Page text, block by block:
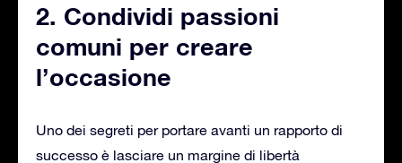
2. Condividi passioni
comuni per creare
l’occasione
Uno dei segreti per portare avanti un rapporto di
successo è lasciare un margine di libertà